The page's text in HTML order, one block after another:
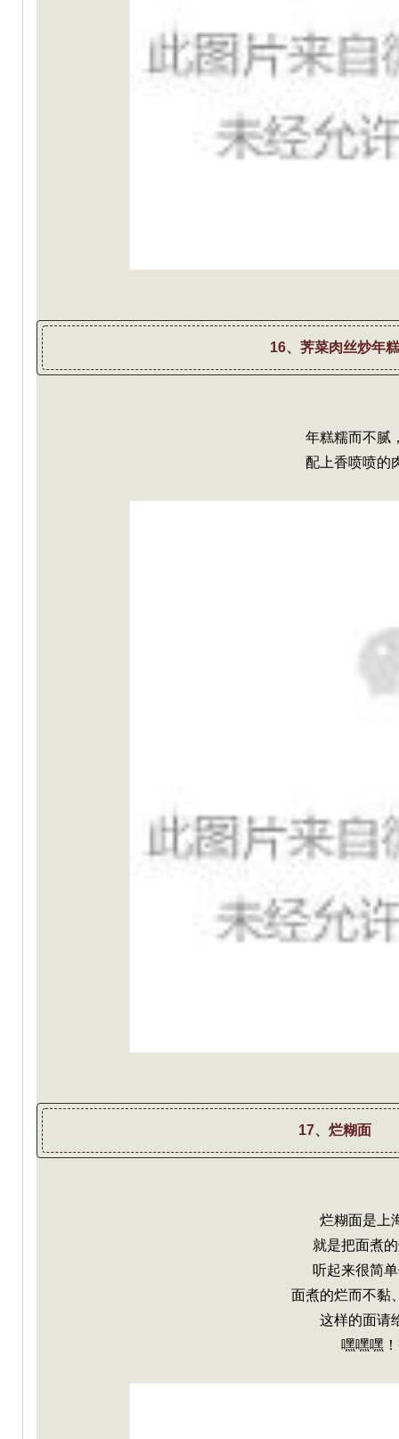
16、荠菜肉丝炒年糕
年糕糯而不腻
配上香喷喷的
17、烂糊面
烂糊面是上
就是把面煮
听起来很简
面煮的烂而不黏
这样的面请
嘿嘿嘿